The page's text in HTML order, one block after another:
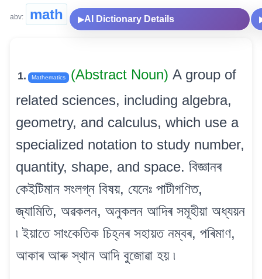
abv: math ▶AI Dictionary Details
1. Mathematics (Abstract Noun) A group of
related sciences, including algebra,
geometry, and calculus, which use a
specialized notation to study number,
quantity, shape, and space. বিজ্ঞানৰ
কেইটিমান সংলগ্ন বিষয়, যেনেঃ পাটীগণিত,
জ্যামিতি, অৱকলন, অনুকলন আদিৰ সমূহীয়া অধ্যয়ন
৷ ইয়াতে সাংকেতিক চিহ্নৰ সহায়ত নম্বৰ, পৰিমাণ,
আকাৰ আৰু স্থান আদি বুজোৱা হয় ৷